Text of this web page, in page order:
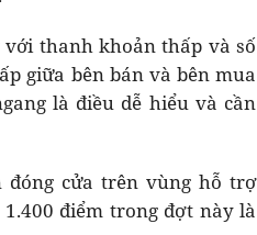
với thanh khoản thấp và số
giữa bên bán và bên mua
là điều dễ hiểu và cần
đóng cửa trên vùng hỗ trợ
điểm trong đợt này là